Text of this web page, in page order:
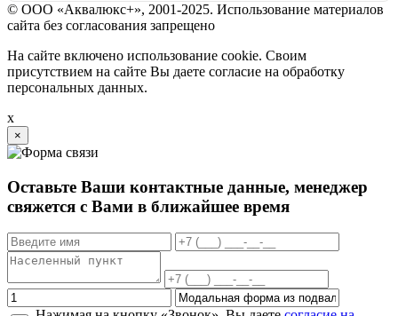
© ООО «Аквалюкс+», 2001-2025. Использование материалов
сайта без согласования запрещено
На сайте включено использование cookie. Своим
присутствием на сайте Вы даете согласие на обработку
персональных данных.
x
×
Оставьте Ваши контактные данные, менеджер
свяжется с Вами в ближайшее время